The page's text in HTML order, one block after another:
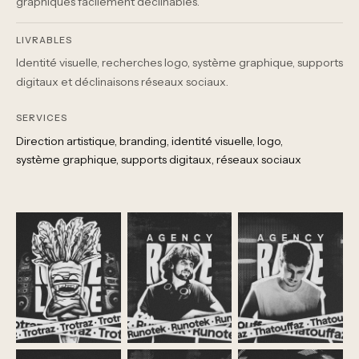
LIVRABLES
Identité visuelle, recherches logo, système graphique, supports
digitaux et déclinaisons réseaux sociaux.
SERVICES
Direction artistique branding identité visuelle logo
système graphique supports digitaux réseaux sociaux